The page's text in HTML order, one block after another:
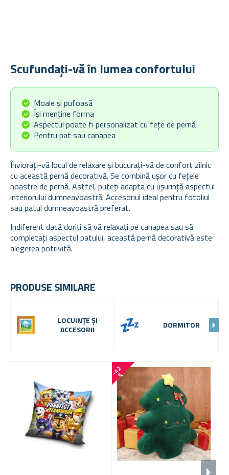
Scufundați-vă în lumea confortului
Moale și pufoasă
Își menține forma
Aspectul poate fi personalizat cu fețe de pernă
Pentru pat sau canapea
Înviorați-vă locul de relaxare și bucurați-vă de confort zilnic
cu această pernă decorativă. Se combină ușor cu fețele
noastre de pernă. Astfel, puteți adapta cu ușurință aspectul
interiorului dumneavoastră. Accesoriul ideal pentru fotoliul
sau patul dumneavoastră preferat.
Indiferent dacă doriți să vă relaxați pe canapea sau să
completați aspectul patului, această pernă decorativă este
alegerea potrivită.
PRODUSE SIMILARE
LOCUINȚE ȘI
ACCESORII
DORMITOR
-
4
2
%